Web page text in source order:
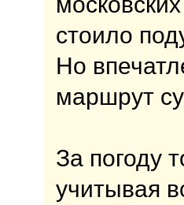
стоило
Но
маршрут
За погоду
учитывая